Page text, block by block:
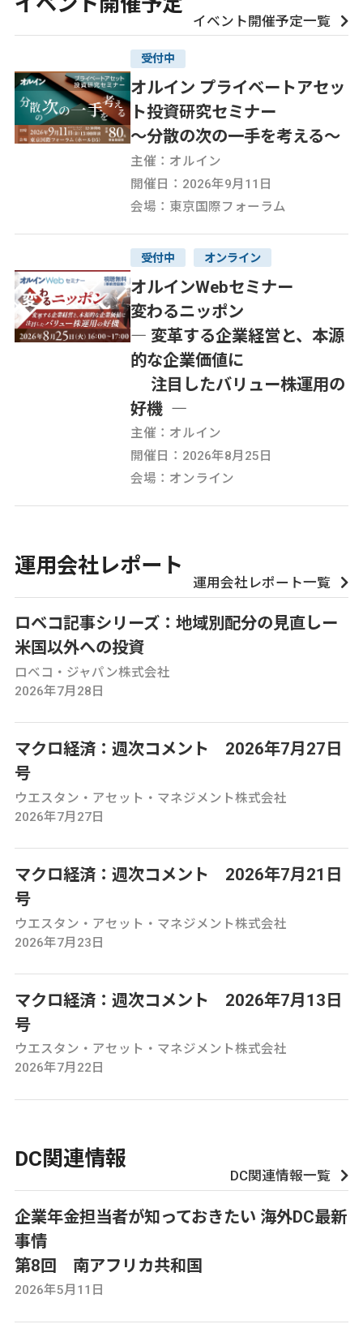
イベント開催予定一覧
受付中
オルイン プライベートアセッ
ト投資研究セミナー
～分散の次の一手を考える～
主催：オルイン
開催日：2026年9月11日
会場：東京国際フォーラム
受付中 オンライン
オルインWebセミナー
変わるニッポン
― 変革する企業経営と、本源
的な企業価値に
注目したバリュー株運用の
好機 ―
主催：オルイン
開催日：2026年8月25日
会場：オンライン
運用会社レポート
運用会社レポート一覧
ロベコ記事シリーズ：地域別配分の見直しー
米国以外への投資
ロベコ・ジャパン株式会社
2026年7月28日
マクロ経済：週次コメント 2026年7月27日
号
ウエスタン・アセット・マネジメント株式会社
2026年7月27日
マクロ経済：週次コメント 2026年7月21日
号
ウエスタン・アセット・マネジメント株式会社
2026年7月23日
マクロ経済：週次コメント 2026年7月13日
号
ウエスタン・アセット・マネジメント株式会社
2026年7月22日
DC関連情報
DC関連情報一覧
企業年金担当者が知っておきたい 海外DC最新
事情
第8回 南アフリカ共和国
2026年5月11日